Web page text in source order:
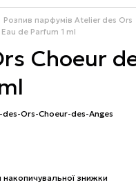
Розпив парфумів Atelier des Ors
de Parfum 1 ml
Choeur
Ors-Choeur-des-Anges
знижки